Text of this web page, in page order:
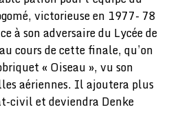
victorieuse en 1977- 78
à son adversaire du Lycée de
cours de cette finale, qu’on
« Oiseau », vu son
aériennes. Il ajoutera plus
civil et deviendra Denke